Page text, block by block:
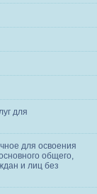
для
для освоения
общего,
и лиц без